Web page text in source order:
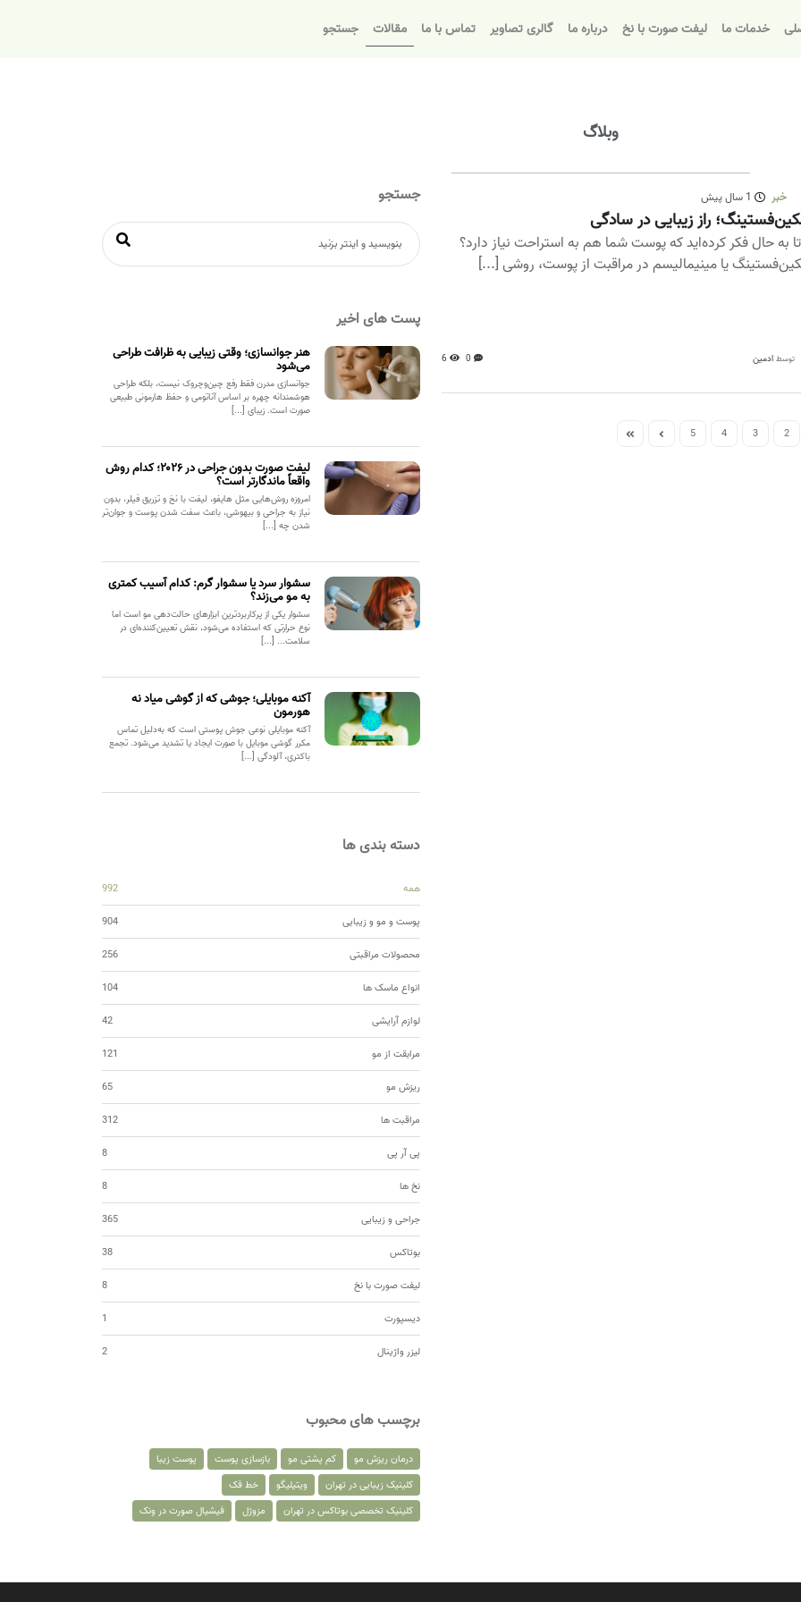
خدمات ما لیفت صورت با نخ درباره ما گالری تصاویر تماس با ما مقالات جستجو
وبلاگ
خبر 1 سال پیش
راز زیبایی در سادگی
تا به حال فکر کرده‌اید که پوست شما هم به استراحت نیاز دارد؟
یا مینیمالیسم در مراقبت از پوست، روشی [...]
توسطادمین 0
6
2
3
4
5
جستجو
پست های اخیر
هنر جوانسازی؛ وقتی زیبایی به ظرافت طراحی
می‌شود
جوانسازی مدرن فقط رفع چین‌وچروک نیست، بلکه طراحی
هوشمندانه چهره بر اساس آناتومی و حفظ هارمونی طبیعی
صورت است. زیبای [...]
لیفت صورت بدون جراحی در ۲۰۲۶؛ کدام روش
واقعاً ماندگارتر است؟
امروزه روش‌هایی مثل هایفو، لیفت با نخ و تزریق فیلر، بدون
نیاز به جراحی و بیهوشی، باعث سفت شدن پوست و جوان‌تر
شدن چه [...]
سشوار سرد یا سشوار گرم: کدام آسیب کمتری
به مو می‌زند؟
سشوار یکی از پرکاربردترین ابزارهای حالت‌دهی مو است اما
نوع حرارتی که استفاده می‌شود، نقش تعیین‌کننده‌ای در
سلامت... [...]
آکنه موبایلی؛ جوشی که از گوشی میاد نه
هورمون
آکنه موبایلی نوعی جوش پوستی است که به‌دلیل تماس
مکرر گوشی موبایل با صورت ایجاد یا تشدید می‌شود. تجمع
باکتری، آلودگی [...]
دسته بندی ها
همه 992
پوست و مو و زیبایی 904
محصولات مراقبتی 256
انواع ماسک ها 104
لوازم آرایشی 42
مرابقت از مو 121
ریزش مو 65
مراقبت ها 312
پی آر پی 8
نخ ها 8
جراحی و زیبایی 365
بوتاکس 38
لیفت صورت با نخ 8
دیسپورت 1
لیزر واژینال 2
برچسب های محبوب
درمان ریزش مو کم پشتی مو بازسازی پوست
پوست زیبا
کلینیک زیبایی در تهران
ویتیلیگو
خط فک
کلینیک تخصصی بوتاکس در تهران
مزوژل فیشیال صورت در ونک